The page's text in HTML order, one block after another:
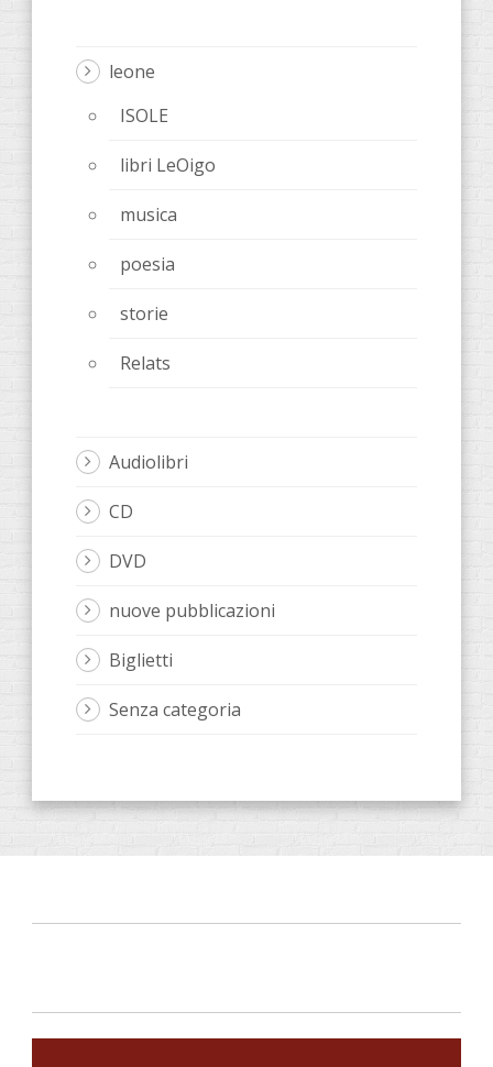
leone
ISOLE
libri LeOigo
musica
poesia
storie
Relats
Audiolibri
CD
DVD
nuove pubblicazioni
Biglietti
Senza categoria